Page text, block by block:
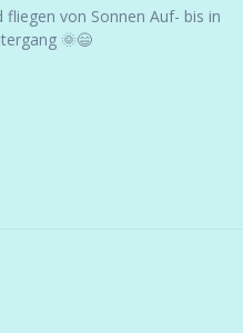
fliegen von Sonnen Auf- bis in
🌞😄